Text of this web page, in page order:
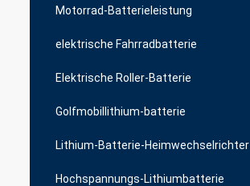
Motorrad-Batterieleistung
elektrische Fahrradbatterie
Elektrische Roller-Batterie
Golfmobillithium-batterie
Lithium-Batterie-Heimwechselrichter
Hochspannungs-Lithiumbatterie